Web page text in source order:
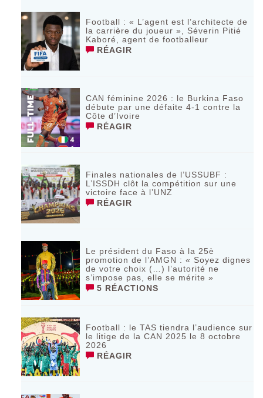
Football : « L’agent est l’architecte de
la carrière du joueur », Séverin Pitié
Kaboré, agent de footballeur
RÉAGIR
CAN féminine 2026 : le Burkina Faso
débute par une défaite 4-1 contre la
Côte d’Ivoire
RÉAGIR
Finales nationales de l’USSUBF :
L’ISSDH clôt la compétition sur une
victoire face à l’UNZ
RÉAGIR
Le président du Faso à la 25è
promotion de l’AMGN : « Soyez dignes
de votre choix (…) l’autorité ne
s’impose pas, elle se mérite »
5 RÉACTIONS
Football : le TAS tiendra l’audience sur
le litige de la CAN 2025 le 8 octobre
2026
RÉAGIR